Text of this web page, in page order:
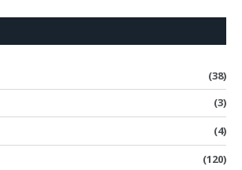
(38)
(3)
(4)
(120)